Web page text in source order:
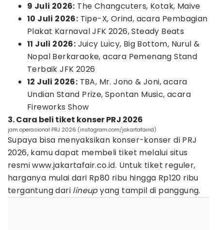
9 Juli 2026: The Changcuters, Kotak, Maive
10 Juli 2026: Tipe-X, Orind, acara Pembagian
Plakat Karnaval JFK 2026, Steady Beats
11 Juli 2026: Juicy Luicy, Big Bottom, Nurul &
Nopal Berkaraoke, acara Pemenang Stand
Terbaik JFK 2026
12 Juli 2026: TBA, Mr. Jono & Joni, acara
Undian Stand Prize, Spontan Music, acara
Fireworks Show
3. Cara beli tiket konser PRJ 2026
jam operasional PRJ 2026 (instagram.com/jakartafairid)
Supaya bisa menyaksikan konser-konser di PRJ
2026, kamu dapat membeli tiket melalui situs
resmi www.jakartafair.co.id. Untuk tiket reguler,
harganya mulai dari Rp80 ribu hingga Rp120 ribu
tergantung dari lineupyang tampil di panggung.